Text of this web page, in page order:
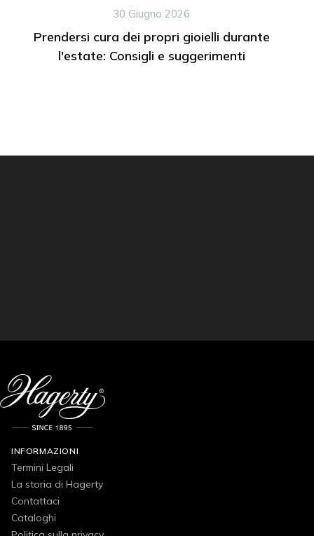
30 Giugno 2026
Prendersi cura dei propri gioielli durante
l'estate: Consigli e suggerimenti
INFORMAZIONI
Termini Legali
La storia di Hagerty
Contattaci
Cataloghi